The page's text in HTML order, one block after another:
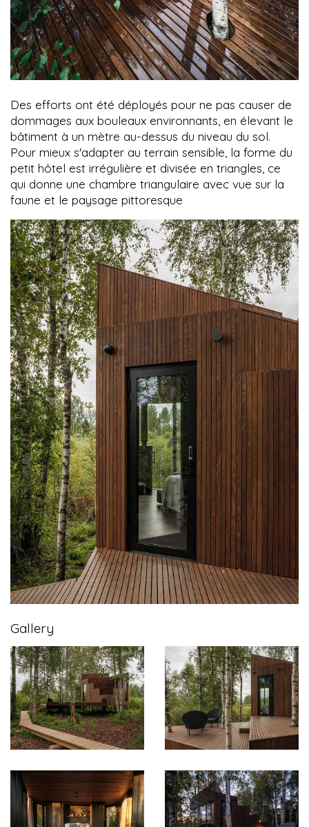
Des efforts ont été déployés pour ne pas causer de
dommages aux bouleaux environnants, en élevant le
bâtiment à un mètre au-dessus du niveau du sol.
Pour mieux s'adapter au terrain sensible, la forme du
petit hôtel est irrégulière et divisée en triangles, ce
qui donne une chambre triangulaire avec vue sur la
faune et le paysage pittoresque
Gallery